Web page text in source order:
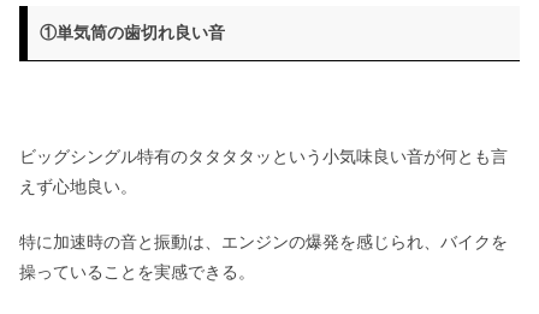
①単気筒の歯切れ良い音
ビッグシングル特有のタタタタッという小気味良い音が何とも言
えず心地良い。
特に加速時の音と振動は、エンジンの爆発を感じられ、バイクを
操っていることを実感できる。